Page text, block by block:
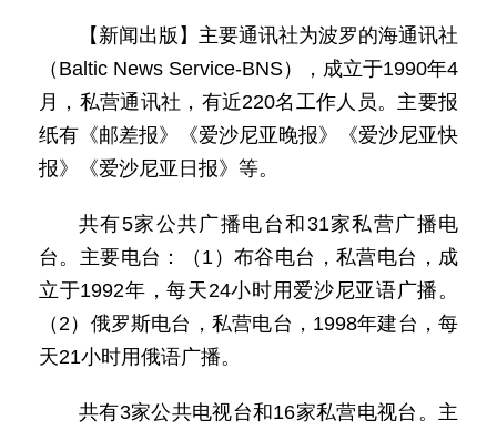
【新闻出版】主要通讯社为波罗的海通讯社
（Baltic News Service-BNS），成立于1990年4
月，私营通讯社，有近220名工作人员。主要报
纸有《邮差报》《爱沙尼亚晚报》《爱沙尼亚快
报》《爱沙尼亚日报》等。
共有5家公共广播电台和31家私营广播电
台。主要电台：（1）布谷电台，私营电台，成
立于1992年，每天24小时用爱沙尼亚语广播。
（2）俄罗斯电台，私营电台，1998年建台，每
天21小时用俄语广播。
共有3家公共电视台和16家私营电视台。主